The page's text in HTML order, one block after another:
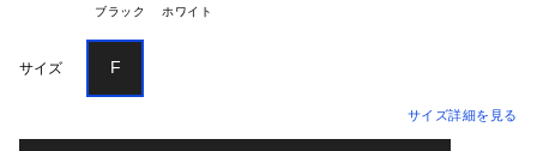
ブラック ホワイト
サイズ F
サイズ詳細を見る